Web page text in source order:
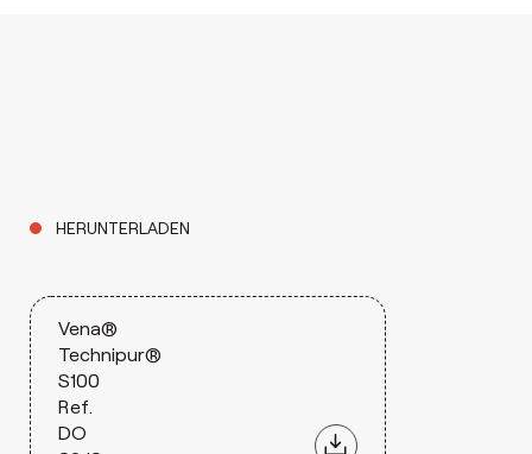
HERUNTERLADEN
Vena®
Technipur®
S100
Ref.
DO